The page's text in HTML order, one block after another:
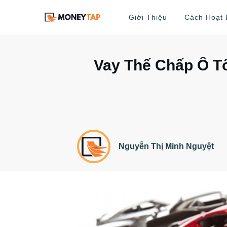
Giới Thiệu Cách Hoạt
Vay Thế Chấp Ô
Nguyễn Thị Minh Nguyệt